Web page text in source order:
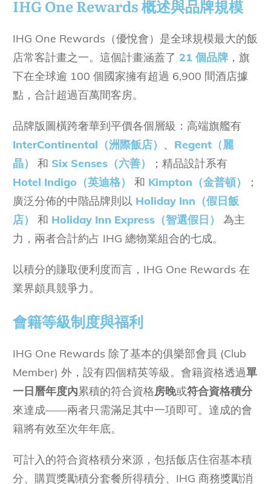
IHG One Rewards 概述與品牌規模
IHG One Rewards（優悅會）是全球規模最大的飯
店常客計畫之一。這個計畫涵蓋了 21 個品牌 ，旗
下在全球逾 100 個國家擁有超過 6,900 間酒店據
點，合計超過百萬間客房。
品牌版圖橫跨奢華到平價各個層級：高端旗艦有
InterContinental（洲際飯店） 、 Regent（麗
晶）
和 Six Senses（六善）
；精品設計系有
Hotel Indigo（英迪格）
和 Kimpton（金普頓）
；
廣泛分佈的中階品牌則以 Holiday Inn（假日飯
店）
和 Holiday Inn Express（智選假日）
為主
力，兩者合計約占 IHG 總物業組合的七成。
以積分的賺取便利度而言，IHG One Rewards 在
業界頗具競爭力。
會籍等級制度與福利
IHG One Rewards 除了基本的俱樂部會員 (Club
Member) 外，設有四個精英等級。會籍資格透過單
一日曆年度內累積的符合資格房晚或符合資格積分
來達成——兩者只需滿足其中一項即可。達成的會
籍將有效至次年年底。
可計入的符合資格積分來源，包括飯店住宿基本積
分、購買獎勵積分套餐所得積分、IHG 商務獎勵消